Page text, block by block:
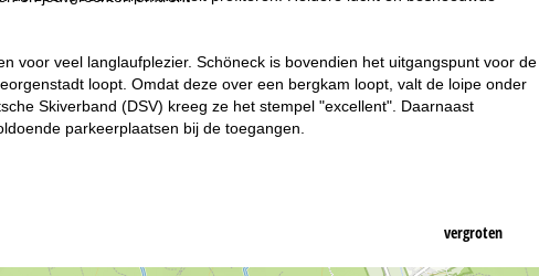
voor veel langlaufplezier. Schöneck is bovendien het uitgangspunt voor de
loopt. Omdat deze over een bergkam loopt, valt de loipe onder
Skiverband (DSV) kreeg ze het stempel "excellent". Daarnaast
parkeerplaatsen bij de toegangen.
vergroten